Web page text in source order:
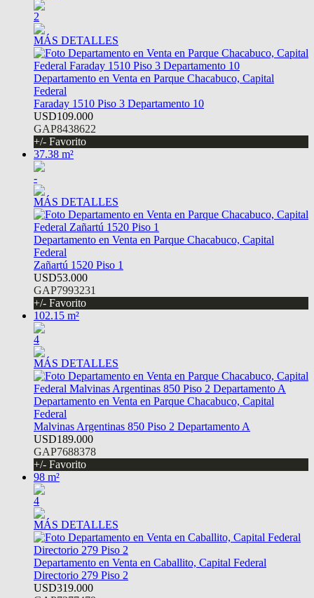
2
MÁS DETALLES
Departamento en Venta en Parque Chacabuco, Capital
Federal
Faraday 1510 Piso 3 Departamento 10
USD109.000
GAP8438622
+/- Favorito
37.38 m²
-
MÁS DETALLES
Departamento en Venta en Parque Chacabuco, Capital
Federal
Zañartú 1520 Piso 1
USD53.000
GAP7993231
+/- Favorito
102.15 m²
4
MÁS DETALLES
Departamento en Venta en Parque Chacabuco, Capital
Federal
Malvinas Argentinas 850 Piso 2 Departamento A
USD189.000
GAP7688378
+/- Favorito
98 m²
4
MÁS DETALLES
Departamento en Venta en Caballito, Capital Federal
Directorio 279 Piso 2
USD319.000